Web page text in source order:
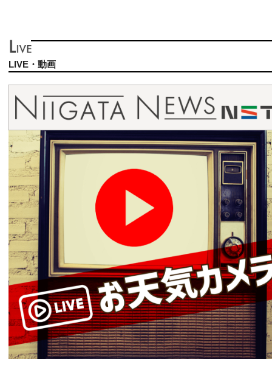
LIVE・動画